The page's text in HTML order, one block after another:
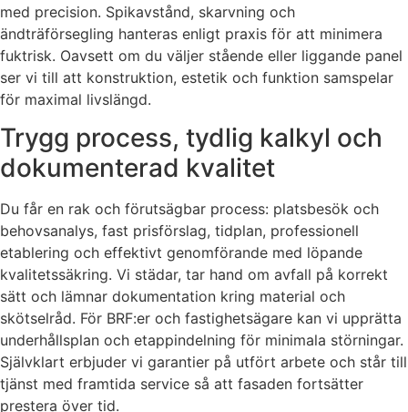
med precision. Spikavstånd, skarvning och
ändträförsegling hanteras enligt praxis för att minimera
fuktrisk. Oavsett om du väljer stående eller liggande panel
ser vi till att konstruktion, estetik och funktion samspelar
för maximal livslängd.
Trygg process, tydlig kalkyl och
dokumenterad kvalitet
Du får en rak och förutsägbar process: platsbesök och
behovsanalys, fast prisförslag, tidplan, professionell
etablering och effektivt genomförande med löpande
kvalitetssäkring. Vi städar, tar hand om avfall på korrekt
sätt och lämnar dokumentation kring material och
skötselråd. För BRF:er och fastighetsägare kan vi upprätta
underhållsplan och etappindelning för minimala störningar.
Självklart erbjuder vi garantier på utfört arbete och står till
tjänst med framtida service så att fasaden fortsätter
prestera över tid.